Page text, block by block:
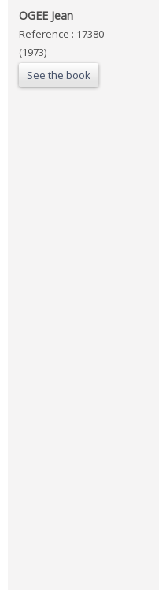
‎OGEE Jean‎
Reference : 17380
(1973)
See the book